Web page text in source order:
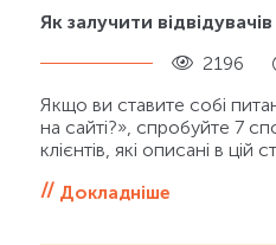
Як залучити
2196
Якщо ви ставите собі
на сайті?», спробуйте 7
клієнтів, які описані в цій
Докладніше